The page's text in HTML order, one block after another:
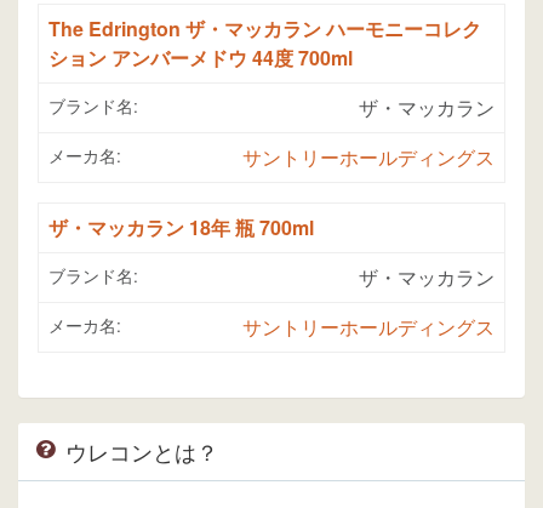
The Edrington ザ・マッカラン ハーモニーコレク
ション アンバーメドウ 44度 700ml
ブランド名: ザ・マッカラン
メーカ名: サントリーホールディングス
ザ・マッカラン 18年 瓶 700ml
ブランド名: ザ・マッカラン
メーカ名: サントリーホールディングス
ウレコンとは？